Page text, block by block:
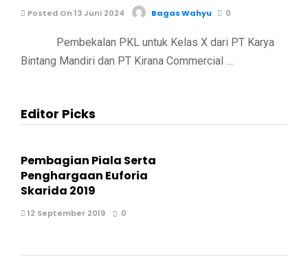
Posted On 13 Juni 2024 Bagas Wahyu 0
Pembekalan PKL untuk Kelas X dari PT Karya
Bintang Mandiri dan PT Kirana Commercial …
Editor Picks
Pembagian Piala Serta
Penghargaan Euforia
Skarida 2019
12 September 2019 0